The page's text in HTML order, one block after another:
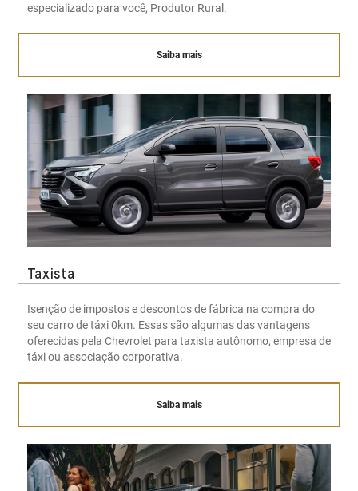
especializado para você, Produtor Rural.
Saiba mais
Taxista
Isenção de impostos e descontos de fábrica na compra do
seu carro de táxi 0km. Essas são algumas das vantagens
oferecidas pela Chevrolet para taxista autônomo, empresa de
táxi ou associação corporativa.
Saiba mais